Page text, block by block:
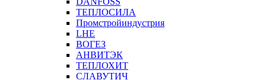
ТЕПЛОСИЛА
Промстройиндустрия
LHE
ВОГЕЗ
АНВИТЭК
ТЕПЛОХИТ
СЛАВУТИЧ